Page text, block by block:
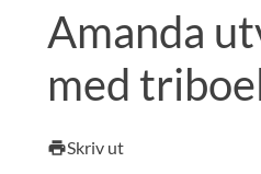
KursplanerVälkomstbrev
Amanda
med
printSkriv ut